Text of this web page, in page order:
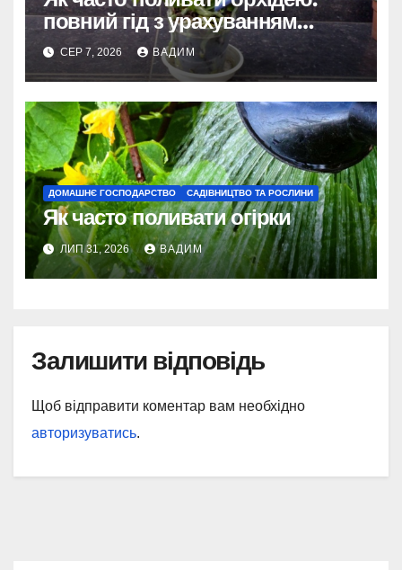
повний гід з урахуванням
сезону та виду
СЕР 7, 2026 ВАДИМ
ДОМАШНЄ ГОСПОДАРСТВО САДІВНИЦТВО ТА РОСЛИНИ
Як часто поливати огірки
ЛИП 31, 2026 ВАДИМ
Залишити відповідь
Щоб відправити коментар вам необхідно
авторизуватись.